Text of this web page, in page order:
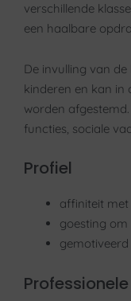
verschillende
een haalbare
De invulling van
kinderen en kan in
worden
functies, sociale
Profiel
affiniteit
goesting